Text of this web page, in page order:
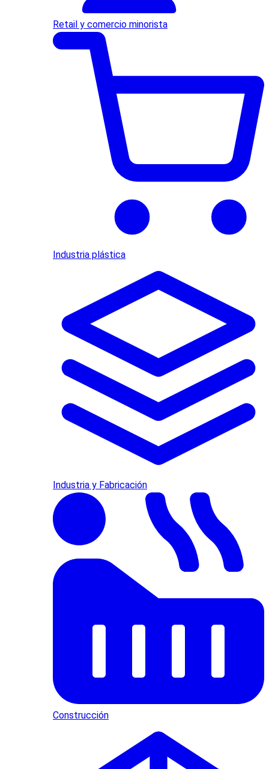
Retail y comercio minorista
Industria plástica
Industria y Fabricación
Construcción